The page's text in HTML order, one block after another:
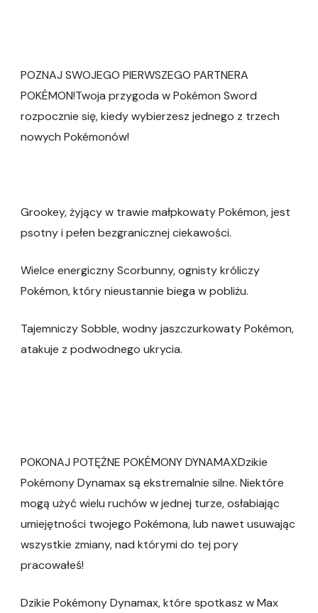
POZNAJ SWOJEGO PIERWSZEGO PARTNERA
POKÉMON!Twoja przygoda w Pokémon Sword
rozpocznie się, kiedy wybierzesz jednego z trzech
nowych Pokémonów!
Grookey, żyjący w trawie małpkowaty Pokémon, jest
psotny i pełen bezgranicznej ciekawości.
Wielce energiczny Scorbunny, ognisty króliczy
Pokémon, który nieustannie biega w pobliżu.
Tajemniczy Sobble, wodny jaszczurkowaty Pokémon,
atakuje z podwodnego ukrycia.
POKONAJ POTĘŻNE POKÉMONY DYNAMAXDzikie
Pokémony Dynamax są ekstremalnie silne. Niektóre
mogą użyć wielu ruchów w jednej turze, osłabiając
umiejętności twojego Pokémona, lub nawet usuwając
wszystkie zmiany, nad którymi do tej pory
pracowałeś!
Dzikie Pokémony Dynamax, które spotkasz w Max